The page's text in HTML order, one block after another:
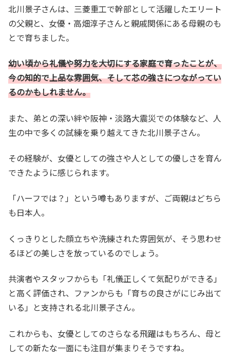
北川景子さんは、三菱重工で幹部として活躍したエリート
の父親と、女優・高畑淳子さんと親戚関係にある母親のも
とで育ちました。
幼い頃から礼儀や努力を大切にする家庭で育ったことが、
今の知的で上品な雰囲気、そして芯の強さにつながってい
るのかもしれません。
また、弟との深い絆や阪神・淡路大震災での体験など、人
生の中で多くの試練を乗り越えてきた北川景子さん。
その経験が、女優としての強さや人としての優しさを育ん
できたように感じられます。
「ハーフでは？」という噂もありますが、ご両親はどちら
も日本人。
くっきりとした顔立ちや洗練された雰囲気が、そう思わせ
るほどの美しさを放っているのでしょう。
共演者やスタッフからも「礼儀正しくて気配りができる」
と高く評価され、ファンからも「育ちの良さがにじみ出て
いる」と支持される北川景子さん。
これからも、女優としてのさらなる飛躍はもちろん、母と
しての新たな一面にも注目が集まりそうですね。